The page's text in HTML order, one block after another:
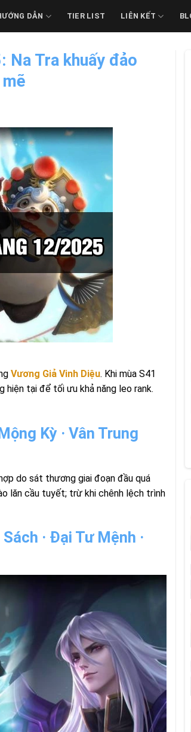
DẪN TIER LIST LIÊN KẾT
Na Tra khuấy đảo
Vương Giả Vinh Diệu. Khi mùa S41
hiện tại để tối ưu khả năng leo rank.
Kỳ · Vân Trung
do sát thương giai đoạn đầu quá
lăn cầu tuyết; trừ khi chênh lệch trình
· Đại Tư Mệnh ·